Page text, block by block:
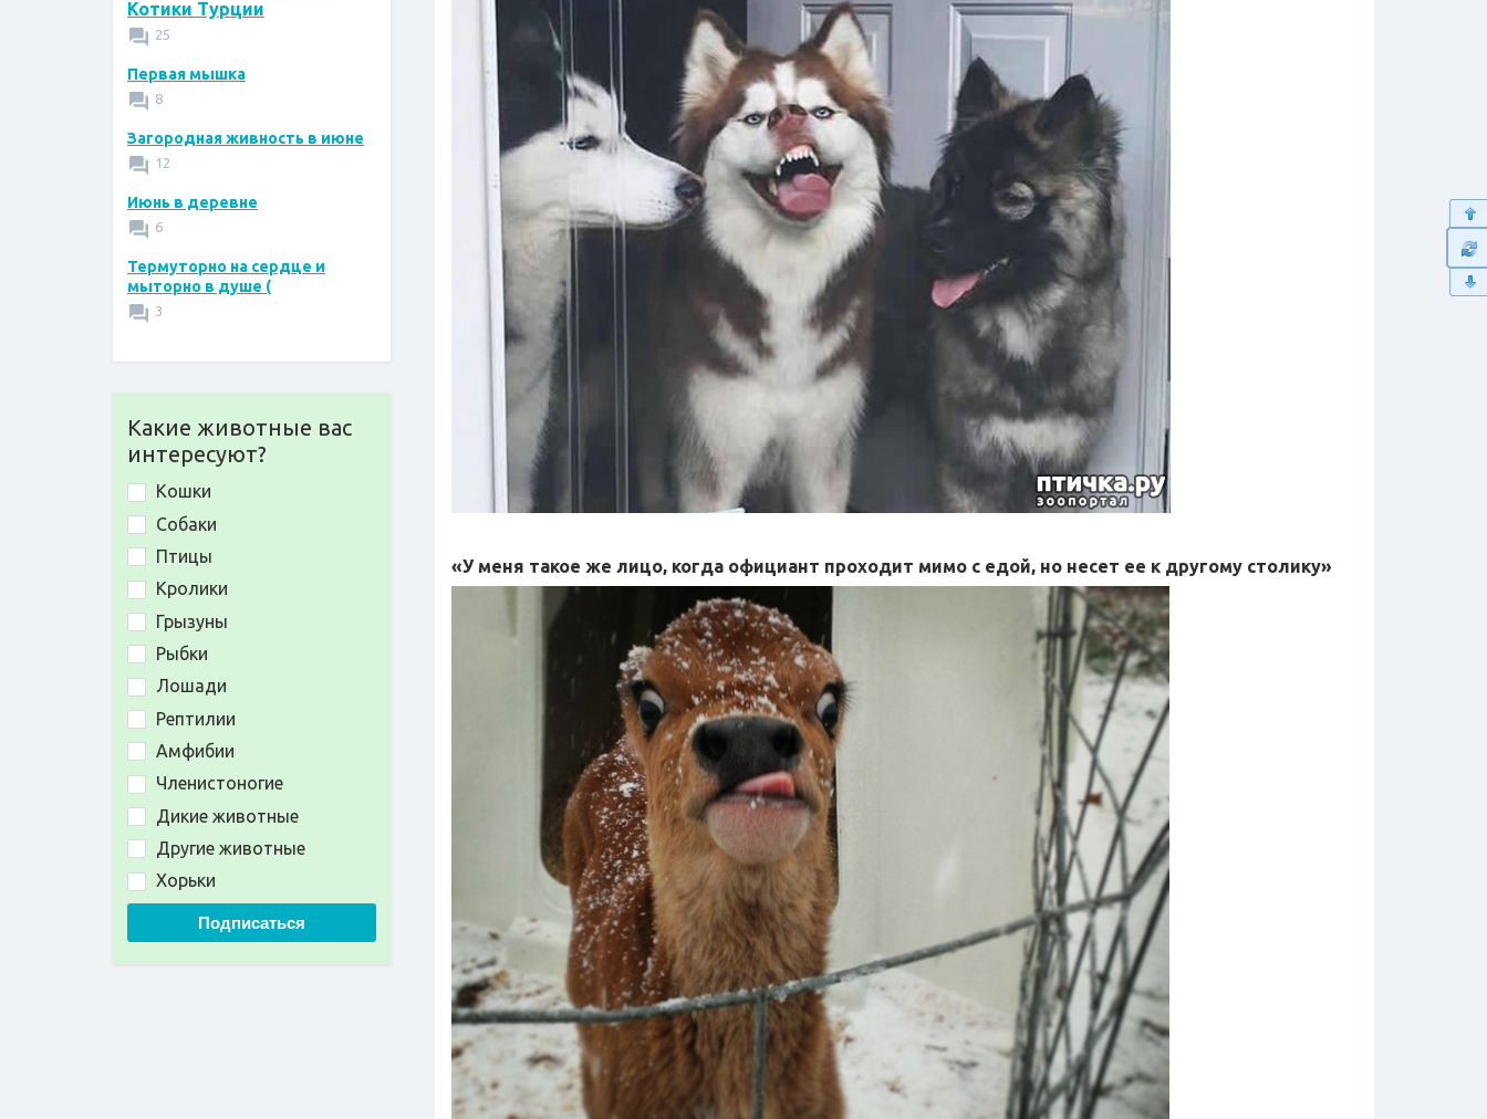
Котики Турции
25
Первая мышка
8
Загородная живность в июне
12
Июнь в деревне
6
Термуторно на сердце и
мыторно в душе (
3
Какие животные вас
интересуют?
Кошки
Собаки
Птицы
Кролики
Грызуны
Рыбки
Лошади
Рептилии
Амфибии
Членистоногие
Дикие животные
Другие животные
Хорьки
Подписаться
«У меня такое же лицо, когда официант проходит мимо с едой, но несет ее к другому столику»